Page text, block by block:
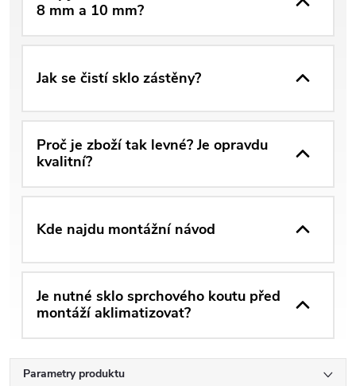
8 mm a 10 mm?
Jak se čistí sklo zástěny?
Proč je zboží tak levné? Je opravdu
kvalitní?
Kde najdu montážní návod
Je nutné sklo sprchového koutu před
montáží aklimatizovat?
Parametry produktu